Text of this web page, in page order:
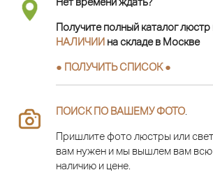
Получите полный каталог люстр
НАЛИЧИИ на складе в Москве
● ПОЛУЧИТЬ СПИСОК ●
ПОИСК ПО ВАШЕМУ ФОТО
Пришлите фото люстры или
вам нужен и мы вышлем вам
наличию и цене.